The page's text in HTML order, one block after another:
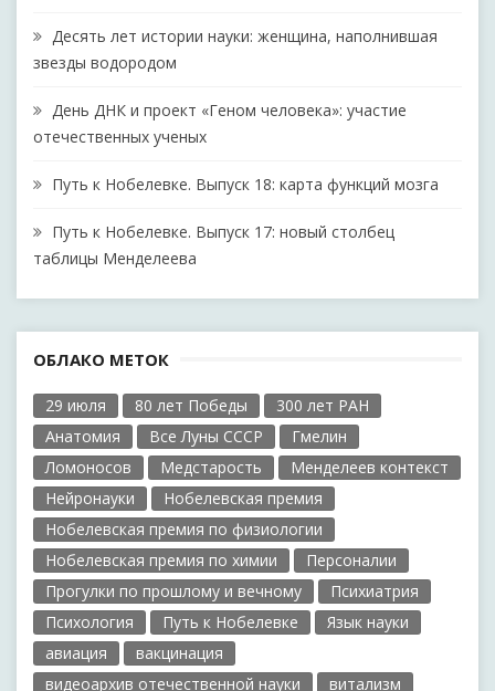
Десять лет истории науки: женщина, наполнившая
звезды водородом
День ДНК и проект «Геном человека»: участие
отечественных ученых
Путь к Нобелевке. Выпуск 18: карта функций мозга
Путь к Нобелевке. Выпуск 17: новый столбец
таблицы Менделеева
ОБЛАКО МЕТОК
29 июля 80 лет Победы
300 лет РАН
Анатомия
Все Луны СССР
Гмелин
Ломоносов
Медстарость
Менделеев контекст
Нейронауки
Нобелевская премия
Нобелевская премия по физиологии
Нобелевская премия по химии
Персоналии
Прогулки по прошлому и вечному
Психиатрия
Психология
Путь к Нобелевке
Язык науки
авиация
вакцинация
видеоархив отечественной науки
витализм